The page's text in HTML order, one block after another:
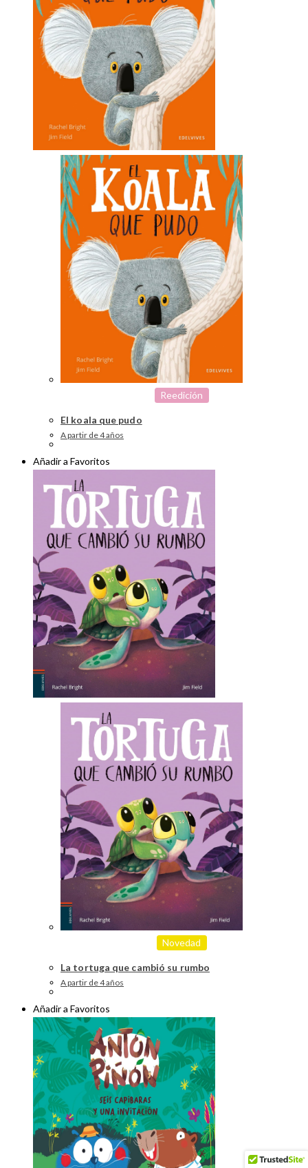
Reedición
El koala que pudo
A partir de 4 años
Añadir a Favoritos
Novedad
La tortuga que cambió su rumbo
A partir de 4 años
Añadir a Favoritos